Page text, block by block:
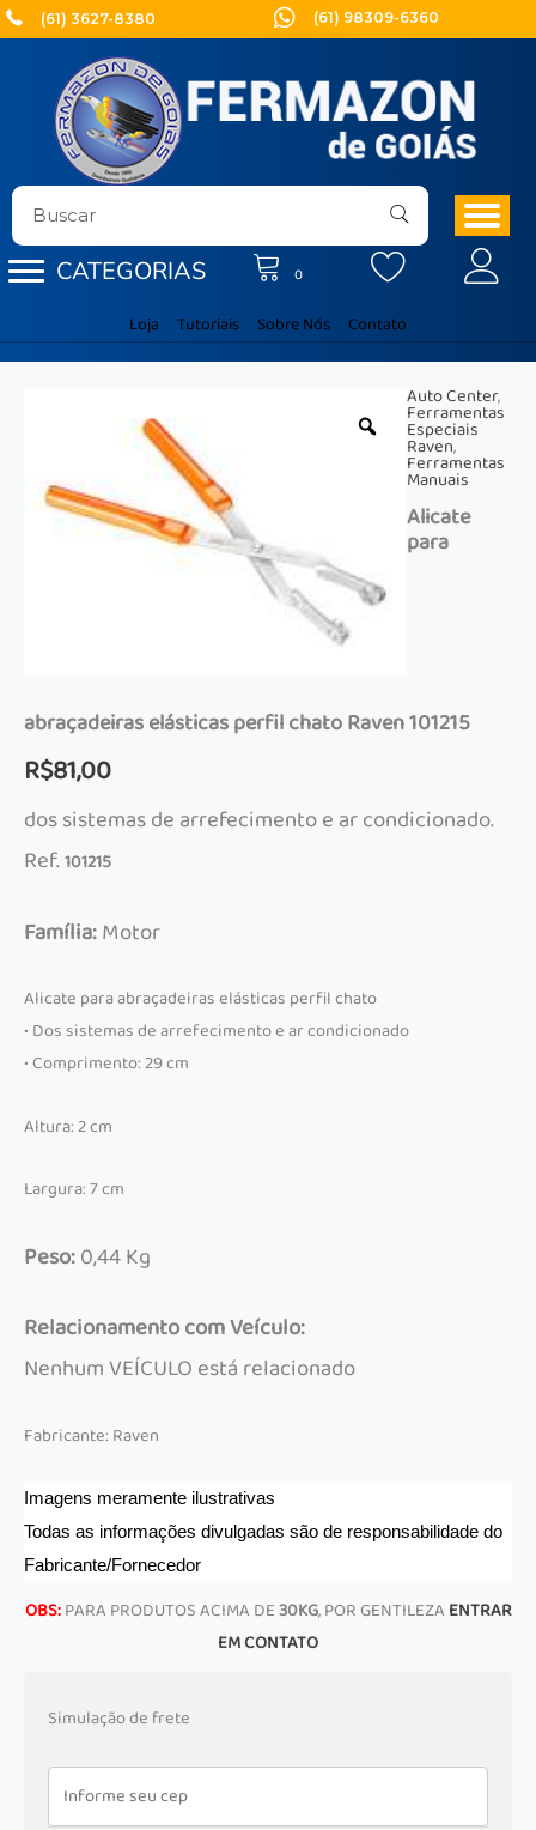
Ir
para
conteúdo
(61) 3627-8380 (61) 98309-6360
CATEGORIAS 0
Loja Tutoriais Sobre Nós Contato
Auto Center,
Ferramentas
Especiais
Raven,
Ferramentas
Manuais
Alicate
para
abraçadeiras elásticas perfil chato Raven 101215
R$81,00
dos sistemas de arrefecimento e ar condicionado.
Ref.101215
Família:Motor
Alicate para abraçadeiras elásticas perfil chato
• Dos sistemas de arrefecimento e ar condicionado
• Comprimento: 29 cm
Altura: 2 cm
Largura: 7 cm
Peso:0,44 Kg
Relacionamento com Veículo:
Nenhum VEÍCULO está relacionado
Fabricante: Raven
Imagens meramente ilustrativas
Todas as informações divulgadas são de responsabilidade do
Fabricante/Fornecedor
OBS:PARA PRODUTOS ACIMA DE30KG, POR GENTILEZA ENTRAR
EM CONTATO
Simulação de frete